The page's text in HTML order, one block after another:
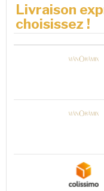
Livraison
choisissez !